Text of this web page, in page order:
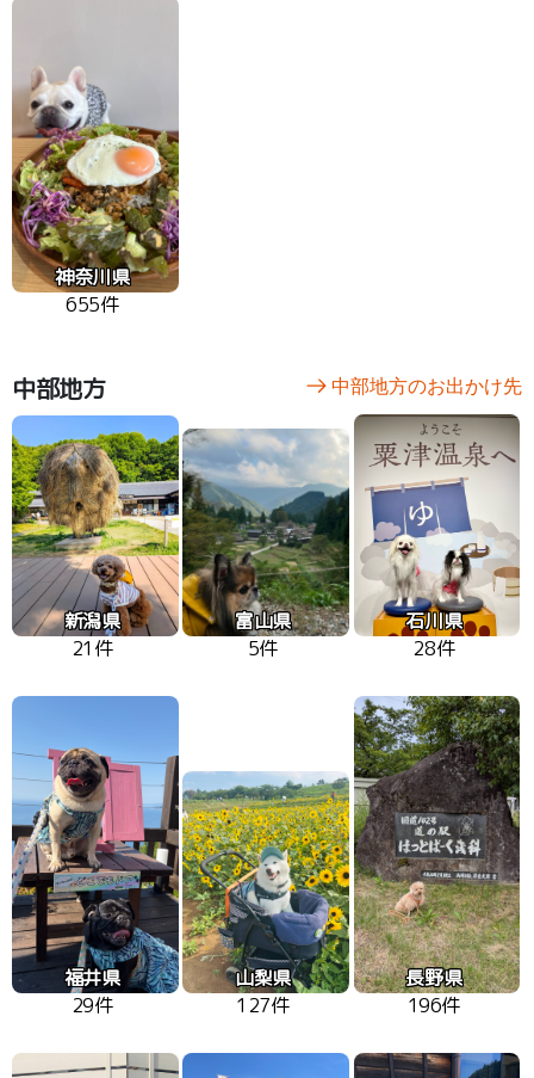
神奈川県
655件
中部地方 中部地方のお出かけ先
新潟県
21件
富山県
5件
石川県
28件
福井県
29件
山梨県
127件
長野県
196件